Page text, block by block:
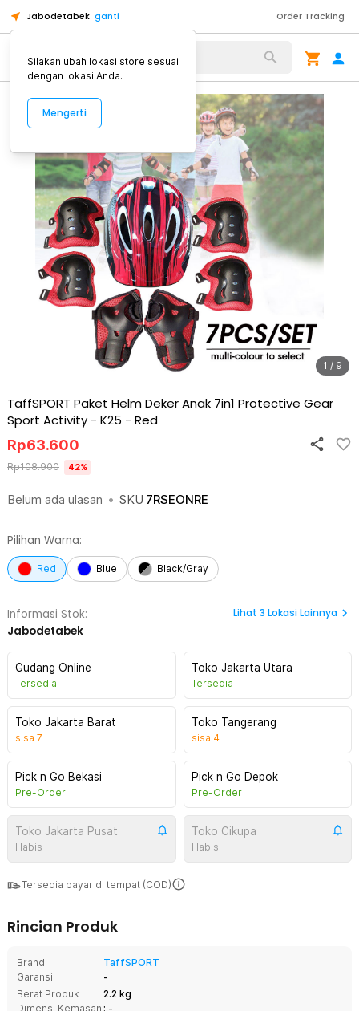
Jabodetabek ganti Order Tracking
Alat Kopi
1 / 9
TaffSPORT Paket Helm Deker Anak 7in1 Protective Gear
Sport Activity - K25 - Red
Belum ada ulasan • SKU 7RSEONRE
Rp63.600
Rp108.900 42%
Pilihan Warna:
Red Blue Black/Gray
Informasi Stok:
Jabodetabek
Lihat 3 Lokasi Lainnya
Gudang Online
Tersedia
Toko Jakarta Utara
Tersedia
Toko Jakarta Barat
sisa 7
Toko Tangerang
sisa 4
Pick n Go Bekasi
Pre-Order
Pick n Go Depok
Pre-Order
Toko Jakarta Pusat
Habis
Toko Cikupa
Habis
Tersedia bayar di tempat (COD)
Rincian Produk
Brand
TaffSPORT
Garansi
-
Berat Produk
2.2 kg
Dimensi Kemasan : -
Silakan ubah lokasi store sesuai
dengan lokasi Anda.
Mengerti